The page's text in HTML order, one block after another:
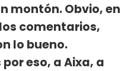
montón. Obvio, en
comentarios,
lo bueno.
eso, a Aixa, a